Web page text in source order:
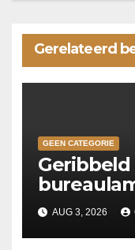
Gerelateerd
GEEN CATEGORIE
Geribbeld
AUG 3, 2026